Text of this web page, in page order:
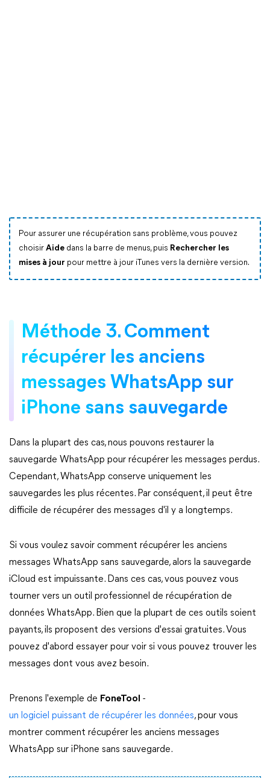
Pour assurer une récupération sans problème, vous pouvez
choisir Aide dans la barre de menus, puis Rechercher les
mises à jour pour mettre à jour iTunes vers la dernière version.
Méthode 3. Comment
récupérer les anciens
messages WhatsApp sur
iPhone sans sauvegarde
Dans la plupart des cas, nous pouvons restaurer la
sauvegarde WhatsApp pour récupérer les messages perdus.
Cependant, WhatsApp conserve uniquement les
sauvegardes les plus récentes. Par conséquent, il peut être
difficile de récupérer des messages d'il y a longtemps.
Si vous voulez savoir comment récupérer les anciens
messages WhatsApp sans sauvegarde, alors la sauvegarde
iCloud est impuissante. Dans ces cas, vous pouvez vous
tourner vers un outil professionnel de récupération de
données WhatsApp. Bien que la plupart de ces outils soient
payants, ils proposent des versions d'essai gratuites. Vous
pouvez d'abord essayer pour voir si vous pouvez trouver les
messages dont vous avez besoin.
Prenons l'exemple de FoneTool -
un logiciel puissant de récupérer les données, pour vous
montrer comment récupérer les anciens messages
WhatsApp sur iPhone sans sauvegarde.